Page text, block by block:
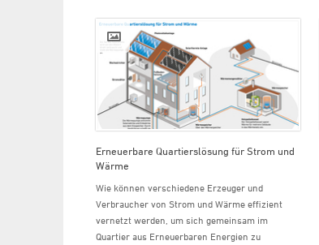
Erneuerbare Quartierslösung für Strom und
Wärme
Wie können verschiedene Erzeuger und
Verbraucher von Strom und Wärme effizient
vernetzt werden, um sich gemeinsam im
Quartier aus Erneuerbaren Energien zu